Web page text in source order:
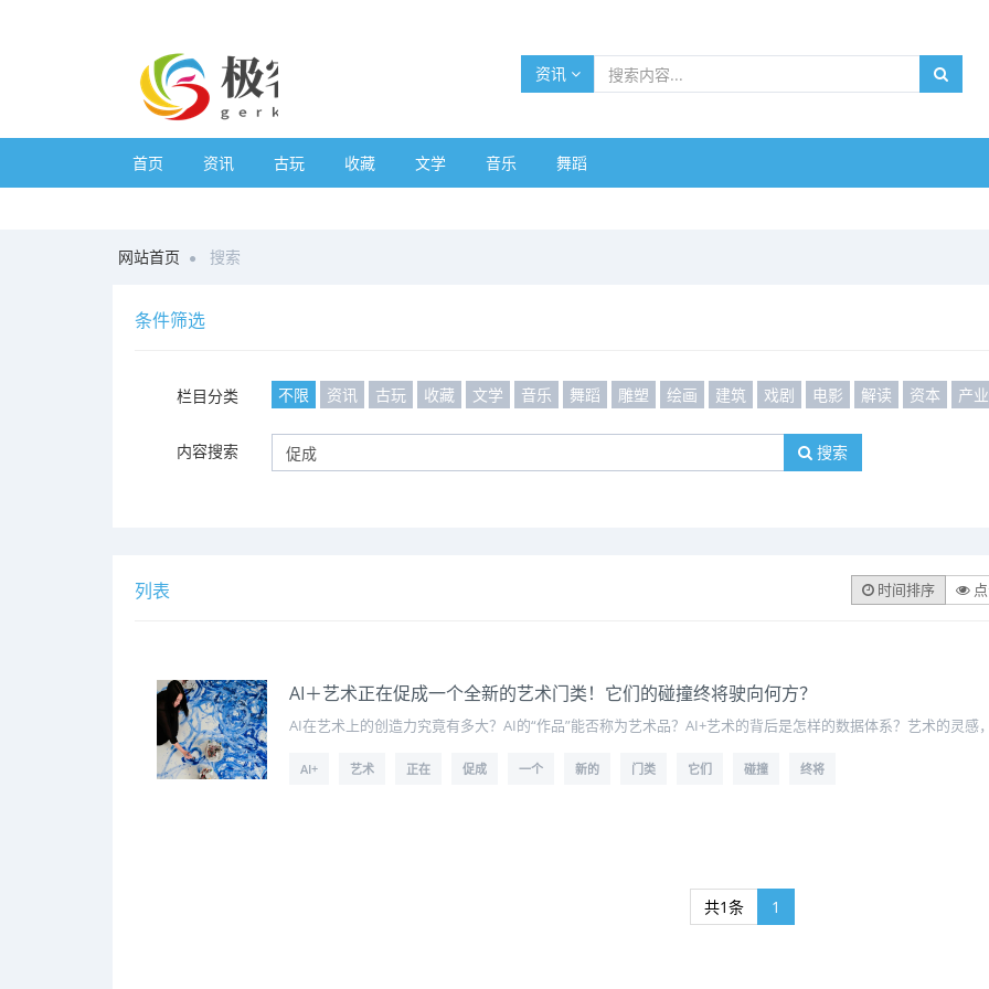
资讯
首页 资讯 古玩 收藏 文学 音乐 舞蹈
网站首页 搜索
条件筛选
栏目分类 不限 资讯 古玩 收藏 文学 音乐 舞蹈 雕塑 绘画 建筑 戏剧 电影 解读 资本 产业
内容搜索 搜索
列表 时间排序
AI＋艺术正在促成一个全新的艺术门类！它们的碰撞终将驶向何方？
AI在艺术上的创造力究竟有多大？AI的“作品”能否称为艺术品？AI+艺术的背后是怎样的数据体系？艺术的灵感
AI+ 艺术 正在 促成 一个 新的 门类 它们 碰撞 终将
共1条 1